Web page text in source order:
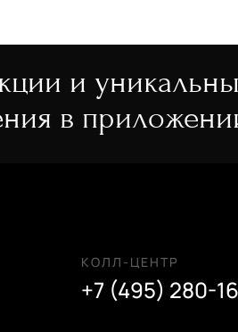
и
в
КОЛЛ-ЦЕНТР
+7 (495) 280-